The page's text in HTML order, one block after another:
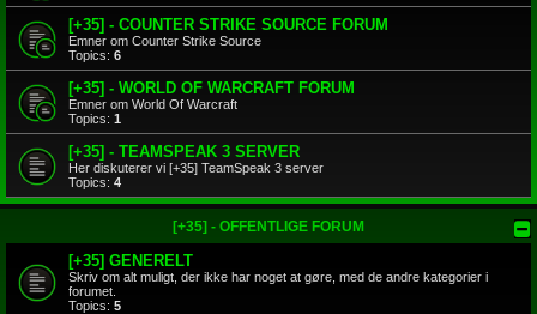
[+35] - COUNTER STRIKE SOURCE FORUM
Emner om Counter Strike Source
Topics: 6
[+35] - WORLD OF WARCRAFT FORUM
Emner om World Of Warcraft
Topics: 1
[+35] - TEAMSPEAK 3 SERVER
Her diskuterer vi [+35] TeamSpeak 3 server
Topics: 4
[+35] - OFFENTLIGE FORUM
[+35] GENERELT
Skriv om alt muligt, der ikke har noget at gøre, med de andre kategorier i
forumet.
Topics: 5